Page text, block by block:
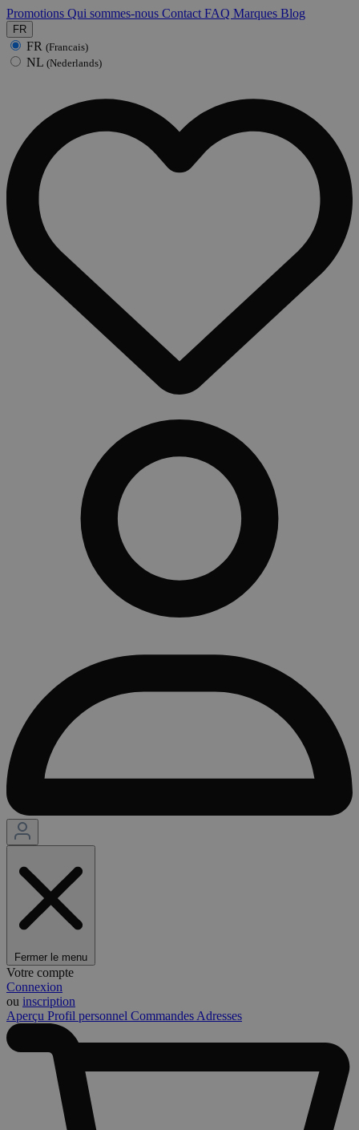
Promotions Qui sommes-nous Contact FAQ Marques Blog
FR
FR (Francais)
NL (Nederlands)
Fermer le menu
Votre compte
Connexion
ou inscription
Aperçu Profil personnel Commandes Adresses